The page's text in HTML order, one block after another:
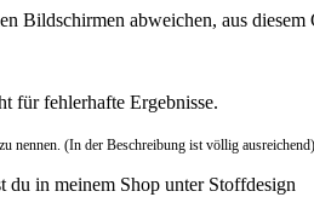
Bildschirmen abweichen, aus
für fehlerhafte Ergebnisse.
nennen. (In der Beschreibung ist völlig ausreichend)
du in meinem Shop unter Stoffdesign